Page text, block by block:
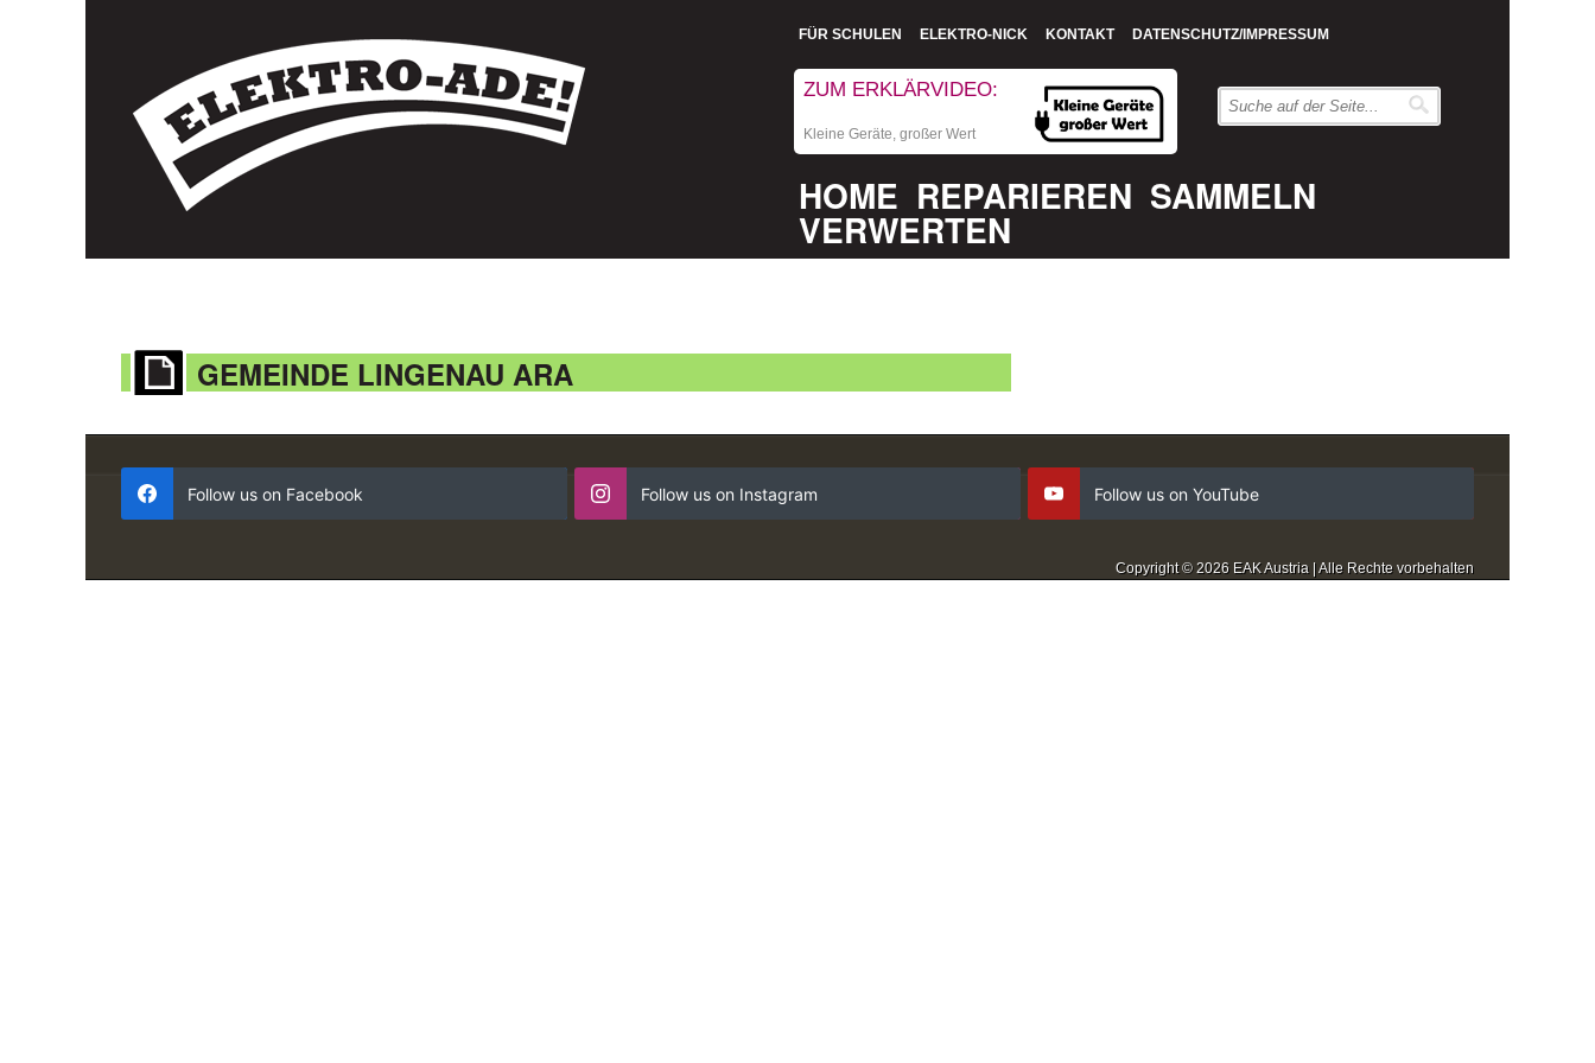
FÜR SCHULEN ELEKTRO-NICK KONTAKT DATENSCHUTZ/IMPRESSUM
ZUM ERKLÄRVIDEO:
Kleine Geräte, großer Wert
HOME REPARIEREN SAMMELN
VERWERTEN
GEMEINDE LINGENAU ARA
Follow us on Facebook Follow us on Instagram Follow us on YouTube
Copyright © 2026 EAK Austria | Alle Rechte vorbehalten